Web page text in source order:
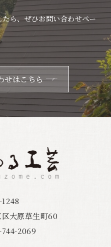
ら、ぜひお問い合わせペー
せはこちら
大原草生町60
2069